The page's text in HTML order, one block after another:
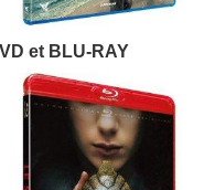
et BLU-RAY